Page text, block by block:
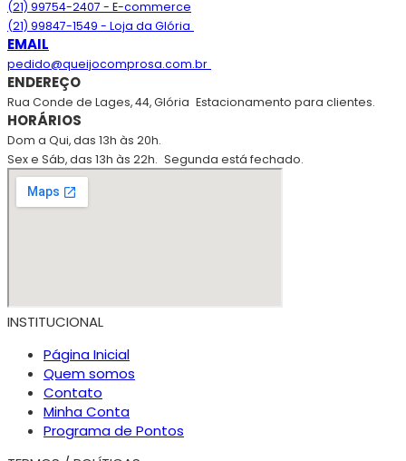
(21) 99754-2407 - E-commerce
(21) 99847-1549 - Loja da Glória
EMAIL
pedido@queijocomprosa.com.br
ENDEREÇO
Rua Conde de Lages, 44, Glória Estacionamento para clientes.
HORÁRIOS
Dom a Qui, das 13h às 20h.
Sex e Sáb, das 13h às 22h. Segunda está fechado.
INSTITUCIONAL
Página Inicial
Quem somos
Contato
Minha Conta
Programa de Pontos